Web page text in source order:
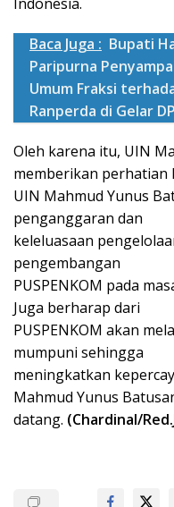
Baca Juga : Bupati
Paripurna
Umum Fraksi
Ranperda di Gelar
Oleh karena itu, UIN
memberikan perhatian
UIN Mahmud Yunus
penganggaran dan
keleluasaan
pengembangan
PUSPENKOM pada
Juga berharap dari
PUSPENKOM akan
mumpuni sehingga
meningkatkan
Mahmud Yunus
datang. (Chardinal/